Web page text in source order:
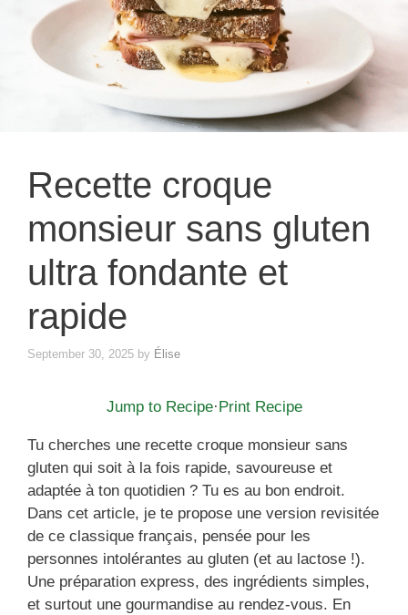
Recette croque
monsieur sans gluten
ultra fondante et
rapide
September 30, 2025 by Élise
Jump to Recipe· Print Recipe
Tu cherches une recette croque monsieur sans
gluten qui soit à la fois rapide, savoureuse et
adaptée à ton quotidien ? Tu es au bon endroit.
Dans cet article, je te propose une version revisitée
de ce classique français, pensée pour les
personnes intolérantes au gluten (et au lactose !).
Une préparation express, des ingrédients simples,
et surtout une gourmandise au rendez-vous. En